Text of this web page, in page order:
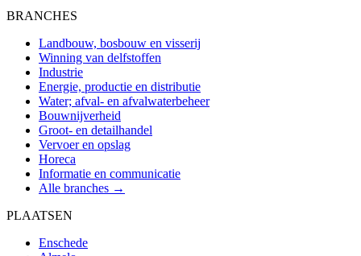
BRANCHES
Landbouw, bosbouw en visserij
Winning van delfstoffen
Industrie
Energie, productie en distributie
Water; afval- en afvalwaterbeheer
Bouwnijverheid
Groot- en detailhandel
Vervoer en opslag
Horeca
Informatie en communicatie
Alle branches →
PLAATSEN
Enschede